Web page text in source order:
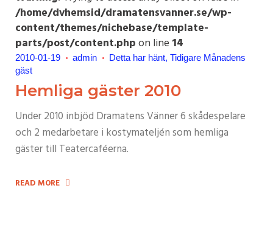
/home/dvhemsid/dramatensvanner.se/wp-
content/themes/nichebase/template-
parts/post/content.phpon line 14
2010-01-19 admin Detta har hänt Tidigare Månadens
gäst
Hemliga gäster 2010
Under 2010 inbjöd Dramatens Vänner 6 skådespelare
och 2 medarbetare i kostymateljén som hemliga
gäster till Teatercaféerna.
READ MORE